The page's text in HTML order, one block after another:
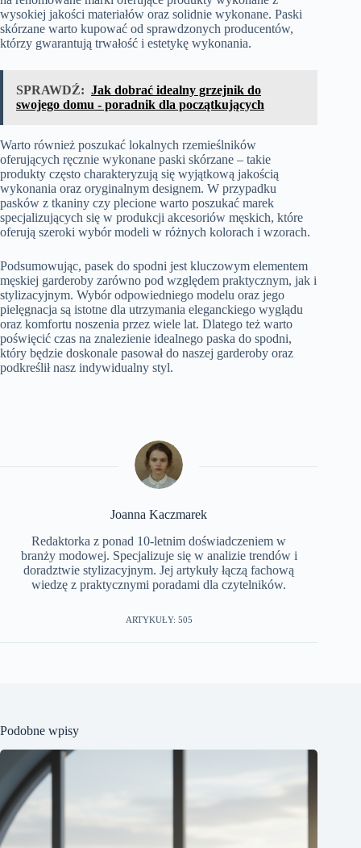
wysokiej jakości materiałów oraz solidnie wykonane. Paski
skórzane warto kupować od sprawdzonych producentów,
którzy gwarantują trwałość i estetykę wykonania.
SPRAWDŹ: Jak dobrać idealny grzejnik do
swojego domu - poradnik dla początkujących
Warto również poszukać lokalnych rzemieślników
oferujących ręcznie wykonane paski skórzane – takie
produkty często charakteryzują się wyjątkową jakością
wykonania oraz oryginalnym designem. W przypadku
pasków z tkaniny czy plecione warto poszukać marek
specjalizujących się w produkcji akcesoriów męskich, które
oferują szeroki wybór modeli w różnych kolorach i wzorach.
Podsumowując, pasek do spodni jest kluczowym elementem
męskiej garderoby zarówno pod względem praktycznym, jak i
stylizacyjnym. Wybór odpowiedniego modelu oraz jego
pielęgnacja są istotne dla utrzymania eleganckiego wyglądu
oraz komfortu noszenia przez wiele lat. Dlatego też warto
poświęcić czas na znalezienie idealnego paska do spodni,
który będzie doskonale pasował do naszej garderoby oraz
podkreślił nasz indywidualny styl.
Joanna Kaczmarek
Redaktorka z ponad 10-letnim doświadczeniem w
branży modowej. Specjalizuje się w analizie trendów i
doradztwie stylizacyjnym. Jej artykuły łączą fachową
wiedzę z praktycznymi poradami dla czytelników.
ARTYKUŁY: 505
Podobne wpisy